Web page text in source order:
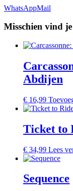
WhatsAppMail
Misschien vind
Abdijen
€ 16,99
Ticket to
€ 34,99 Lees
Sequence